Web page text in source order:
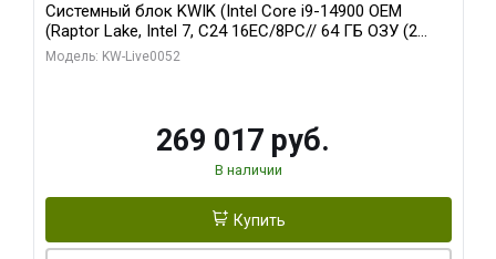
Системный блок KWIK (Intel Core i9-14900 OEM
(Raptor Lake, Intel 7, C24 16EC/8PC// 64 ГБ ОЗУ (2
модуля)/ Palit RTX5080 GAMINGPRO OC 16GB GDDR7
Модель: KW-Live0052
269 017 руб.
В наличии
Купить